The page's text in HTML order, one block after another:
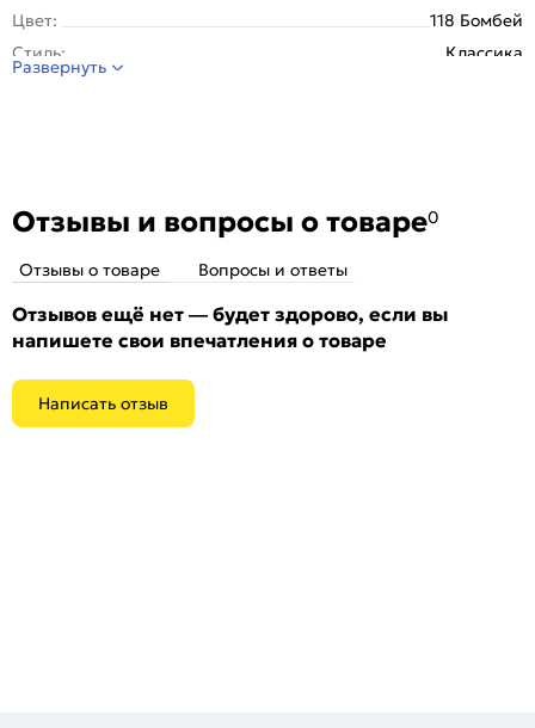
Цвет:
118 Бомбей
Стиль:
Классика
Развернуть
Отзывы и вопросы о товаре0
Отзывы о товаре Вопросы и ответы
Отзывов ещё нет — будет здорово, если вы
напишете свои впечатления о товаре
Написать отзыв